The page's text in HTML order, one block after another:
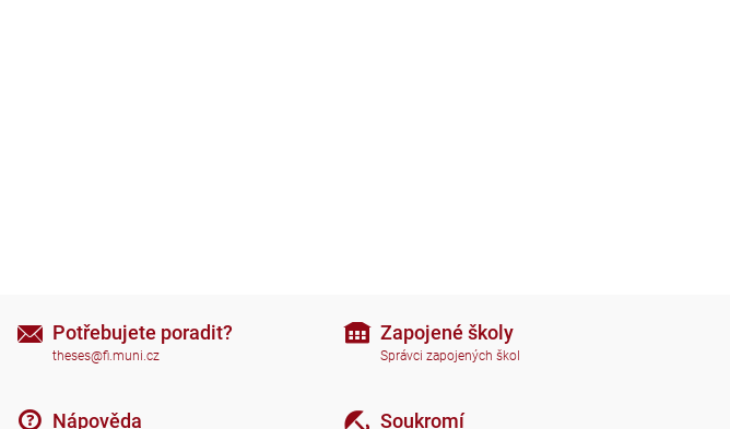
Potřebujete poradit?
theses@fi.muni.cz
Nápověda
Zapojené školy
Správci zapojených škol
Soukromí